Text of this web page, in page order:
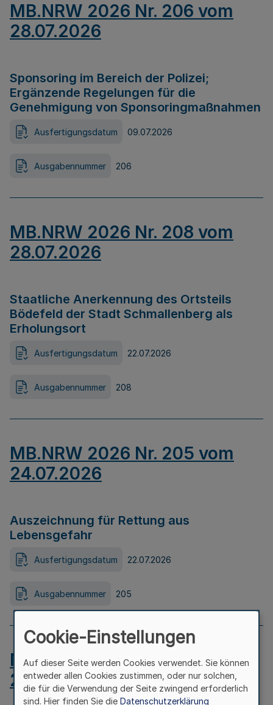
MB.NRW 2026 Nr. 206 vom
28.07.2026
Sponsoring im Bereich der Polizei;
Ergänzende Regelungen für die
Genehmigung von Sponsoringmaßnahmen
Ausfertigungsdatum 09.07.2026
Ausgabennummer 206
MB.NRW 2026 Nr. 208 vom
28.07.2026
Staatliche Anerkennung des Ortsteils
Bödefeld der Stadt Schmallenberg als
Erholungsort
Ausfertigungsdatum 22.07.2026
Ausgabennummer 208
MB.NRW 2026 Nr. 205 vom
24.07.2026
Auszeichnung für Rettung aus
Lebensgefahr
Ausfertigungsdatum 22.07.2026
Ausgabennummer 205
MB.NRW 2026 Nr. 204 vom
24.07.2026
Cookie-Einstellungen
Auf dieser Seite werden Cookies verwendet. Sie können
entweder allen Cookies zustimmen, oder nur solchen,
die für die Verwendung der Seite zwingend erforderlich
sind. Hier finden Sie die Datenschutzerklärung